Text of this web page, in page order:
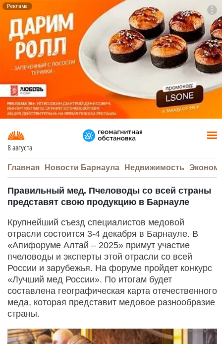
Реклама
8 августа
Главная Новости Барнаула Недвижимость
Правильный мед. Пчеловоды со всей страны
представят свою продукцию в Барнауле
Крупнейший съезд специалистов медовой
отрасли состоится 3-4 декабря в Барнауле. В
«Апифоруме Алтай – 2025» примут участие
пчеловоды и эксперты этой отрасли со всей
России и зарубежья. На форуме пройдет конкурс
«Лучший мед России». По итогам будет
составлена географическая карта отечественного
меда, которая представит медовое разнообразие
страны.